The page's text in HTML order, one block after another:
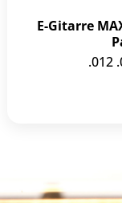
E-Gitarre
.012